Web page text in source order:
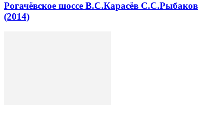
Рогачёвское шоссе В.С.Карасёв С.С.Рыбаков
(2014)